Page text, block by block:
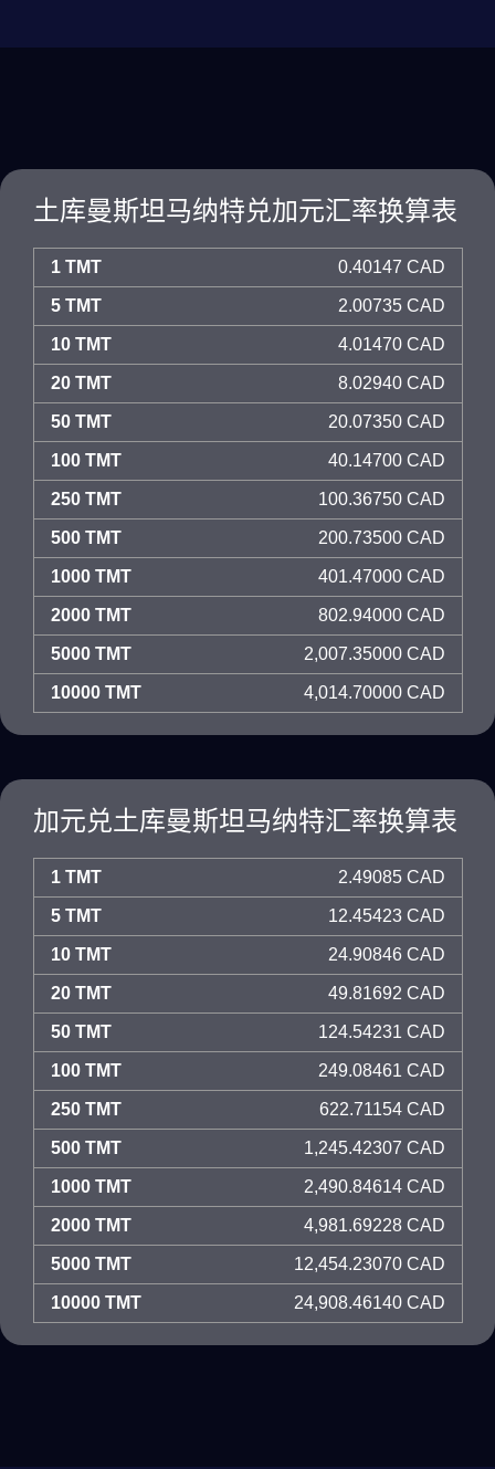
土库曼斯坦马纳特兑加元汇率换算表
1 TMT 0.40147 CAD
5 TMT 2.00735 CAD
10 TMT 4.01470 CAD
20 TMT 8.02940 CAD
50 TMT 20.07350 CAD
100 TMT 40.14700 CAD
250 TMT 100.36750 CAD
500 TMT 200.73500 CAD
1000 TMT 401.47000 CAD
2000 TMT 802.94000 CAD
5000 TMT 2,007.35000 CAD
10000 TMT 4,014.70000 CAD
加元兑土库曼斯坦马纳特汇率换算表
1 TMT 2.49085 CAD
5 TMT 12.45423 CAD
10 TMT 24.90846 CAD
20 TMT 49.81692 CAD
50 TMT 124.54231 CAD
100 TMT 249.08461 CAD
250 TMT 622.71154 CAD
500 TMT 1,245.42307 CAD
1000 TMT 2,490.84614 CAD
2000 TMT 4,981.69228 CAD
5000 TMT 12,454.23070 CAD
10000 TMT 24,908.46140 CAD